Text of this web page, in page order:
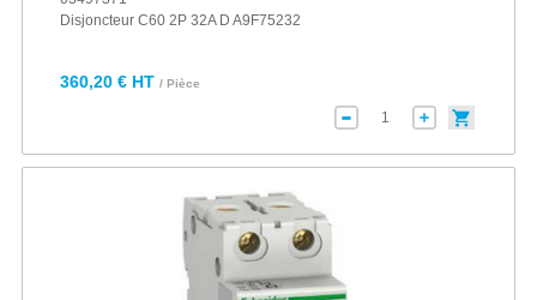
Disjoncteur C60 2P 32A D A9F75232
360,20 € HT / Pièce